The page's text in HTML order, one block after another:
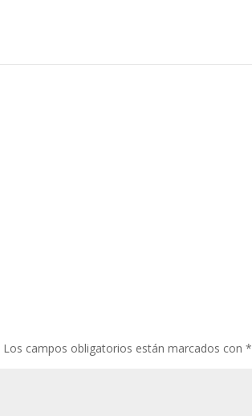
Los campos obligatorios están marcados con*